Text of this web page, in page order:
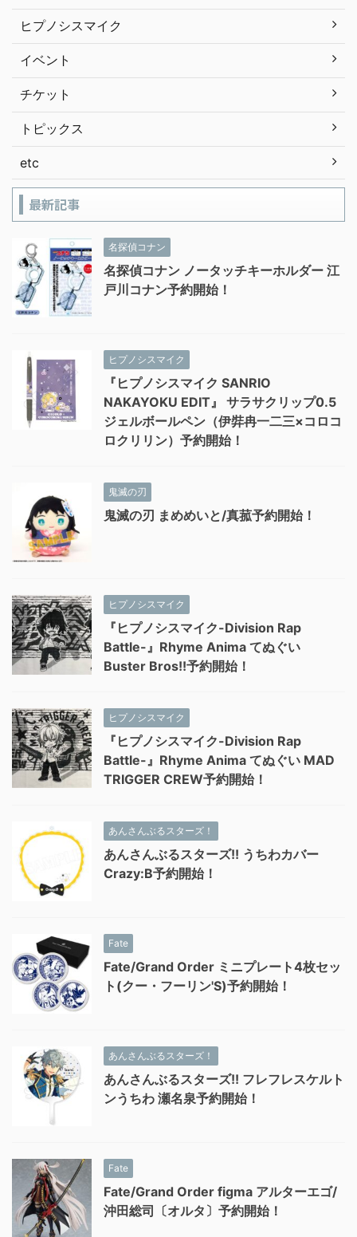
ヒプノシスマイク
イベント
チケット
トピックス
etc
最新記事
名探偵コナン
名探偵コナン ノータッチキーホルダー 江
戸川コナン予約開始！
ヒプノシスマイク
『ヒプノシスマイク SANRIO
NAKAYOKU EDIT』 サラサクリップ0.5
ジェルボールペン（伊弉冉一二三×コロコ
ロクリリン）予約開始！
鬼滅の刃
鬼滅の刃 まめめいと/真菰予約開始！
ヒプノシスマイク
『ヒプノシスマイク-Division Rap
Battle-』Rhyme Anima てぬぐい
Buster Bros!!予約開始！
ヒプノシスマイク
『ヒプノシスマイク-Division Rap
Battle-』Rhyme Anima てぬぐい MAD
TRIGGER CREW予約開始！
あんさんぶるスターズ！
あんさんぶるスターズ!! うちわカバー
Crazy:B予約開始！
Fate
Fate/Grand Order ミニプレート4枚セッ
ト(クー・フーリン'S)予約開始！
あんさんぶるスターズ！
あんさんぶるスターズ!! フレフレスケルト
ンうちわ 瀬名泉予約開始！
Fate
Fate/Grand Order figma アルターエゴ/
沖田総司〔オルタ〕予約開始！